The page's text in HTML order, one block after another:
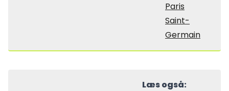
Paris
Saint-
Germain
Læs også: